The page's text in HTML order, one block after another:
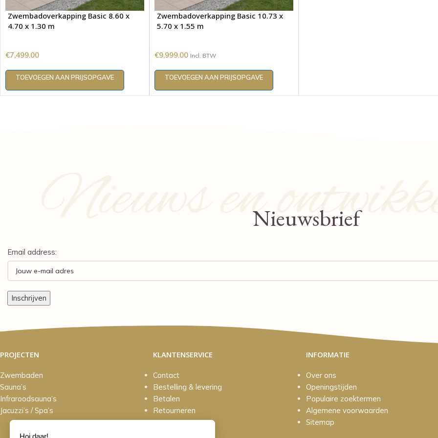
Zwembadoverkapping Basic 8.60 x
4.70 x 1.30 m
€7,499.00
TOEVOEGEN AAN PRIJSOPGAVE
Zwembadoverkapping Basic 10.73 x
5.70 x 1.55 m
€9,999.00 Incl. BTW
TOEVOEGEN AAN PRIJSOPGAVE
Nieuws enNieuwsbrief
Email address:
PROJECTEN
Zwembaden
Sauna’s
Infraroodsauna’s
Jacuzzi’s / Spa’s
KLANTENSERVICE
Contact
Bestelling & levering
Betalen
Retourneren
INFORMATIE
Over ons
Openingstijden
Populaire zoektermen
Algemene voorwaarden
Sitemap